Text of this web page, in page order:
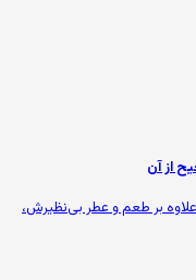
از آن
بر طعم و عطر بی‌نظیرش،